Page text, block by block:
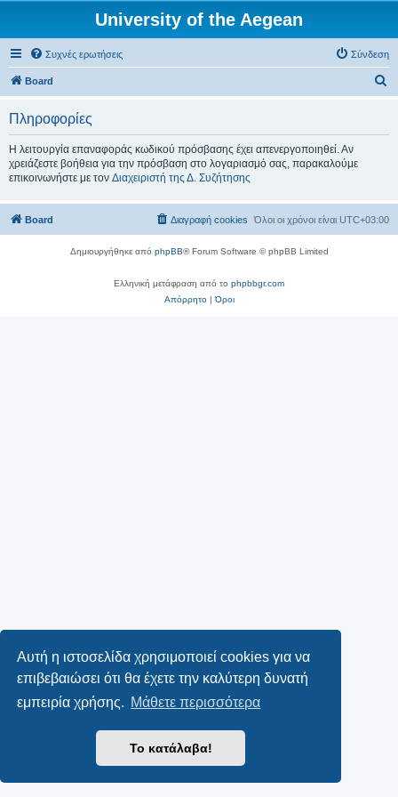
Αυτή η ιστοσελίδα χρησιμοποιεί cookies για να
επιβεβαιώσει ότι θα έχετε την καλύτερη δυνατή
εμπειρία χρήσης. Μάθετε περισσότερα
Το κατάλαβα!
University of the Aegean
Συχνές ερωτήσεις Σύνδεση
Board
Πληροφορίες
Η λειτουργία επαναφοράς κωδικού πρόσβασης έχει απενεργοποιηθεί. Αν
χρειάζεστε βοήθεια για την πρόσβαση στο λογαριασμό σας, παρακαλούμε
επικοινωνήστε με τον Διαχειριστή της Δ. Συζήτησης
Board Όλοι οι χρόνοι είναι UTC+03:00
Διαγραφή cookies
Δημιουργήθηκε από phpBB® Forum Software © phpBB Limited
Ελληνική μετάφραση από το phpbbgr.com
Απόρρητο|Όροι